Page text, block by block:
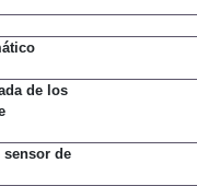
de los
sensor de